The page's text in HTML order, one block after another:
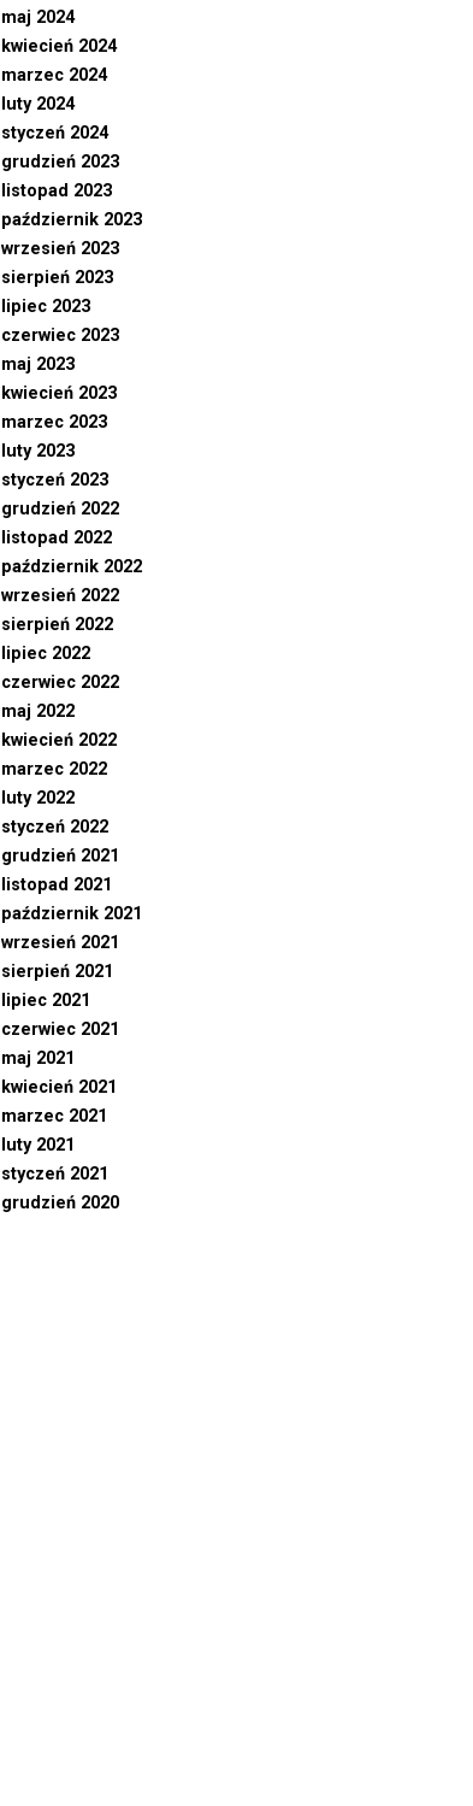
maj 2024
kwiecień 2024
marzec 2024
luty 2024
styczeń 2024
grudzień 2023
listopad 2023
październik 2023
wrzesień 2023
sierpień 2023
lipiec 2023
czerwiec 2023
maj 2023
kwiecień 2023
marzec 2023
luty 2023
styczeń 2023
grudzień 2022
listopad 2022
październik 2022
wrzesień 2022
sierpień 2022
lipiec 2022
czerwiec 2022
maj 2022
kwiecień 2022
marzec 2022
luty 2022
styczeń 2022
grudzień 2021
listopad 2021
październik 2021
wrzesień 2021
sierpień 2021
lipiec 2021
czerwiec 2021
maj 2021
kwiecień 2021
marzec 2021
luty 2021
styczeń 2021
grudzień 2020